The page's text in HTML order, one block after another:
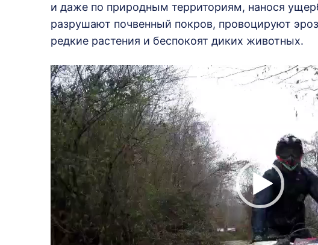
и даже по природным территориям, нанося
разрушают почвенный покров, провоцируют
редкие растения и беспокоят диких животных.
В
и
д
е
п
е
е
р